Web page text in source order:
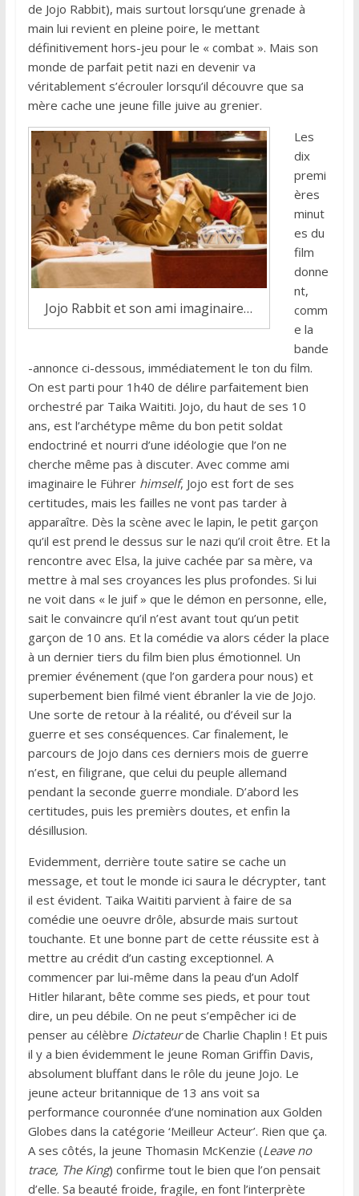
de Jojo Rabbit), mais surtout lorsqu’une grenade à
main lui revient en pleine poire, le mettant
définitivement hors-jeu pour le « combat ». Mais son
monde de parfait petit nazi en devenir va
véritablement s’écrouler lorsqu’il découvre que sa
mère cache une jeune fille juive au grenier.
Jojo Rabbit et son ami imaginaire…
Les
dix
premi
ères
minut
es du
film
donne
nt,
comm
e la
bande
-annonce ci-dessous, immédiatement le ton du film.
On est parti pour 1h40 de délire parfaitement bien
orchestré par Taika Waititi. Jojo, du haut de ses 10
ans, est l’archétype même du bon petit soldat
endoctriné et nourri d’une idéologie que l’on ne
cherche même pas à discuter. Avec comme ami
imaginaire le Führer himself, Jojo est fort de ses
certitudes, mais les failles ne vont pas tarder à
apparaître. Dès la scène avec le lapin, le petit garçon
qu’il est prend le dessus sur le nazi qu’il croit être. Et la
rencontre avec Elsa, la juive cachée par sa mère, va
mettre à mal ses croyances les plus profondes. Si lui
ne voit dans « le juif » que le démon en personne, elle,
sait le convaincre qu’il n’est avant tout qu’un petit
garçon de 10 ans. Et la comédie va alors céder la place
à un dernier tiers du film bien plus émotionnel. Un
premier événement (que l’on gardera pour nous) et
superbement bien filmé vient ébranler la vie de Jojo.
Une sorte de retour à la réalité, ou d’éveil sur la
guerre et ses conséquences. Car finalement, le
parcours de Jojo dans ces derniers mois de guerre
n’est, en filigrane, que celui du peuple allemand
pendant la seconde guerre mondiale. D’abord les
certitudes, puis les premièrs doutes, et enfin la
désillusion.
Evidemment, derrière toute satire se cache un
message, et tout le monde ici saura le décrypter, tant
il est évident. Taika Waititi parvient à faire de sa
comédie une oeuvre drôle, absurde mais surtout
touchante. Et une bonne part de cette réussite est à
mettre au crédit d’un casting exceptionnel. A
commencer par lui-même dans la peau d’un Adolf
Hitler hilarant, bête comme ses pieds, et pour tout
dire, un peu débile. On ne peut s’empêcher ici de
penser au célèbre Dictateurde Charlie Chaplin ! Et puis
il y a bien évidemment le jeune Roman Griffin Davis,
absolument bluffant dans le rôle du jeune Jojo. Le
jeune acteur britannique de 13 ans voit sa
performance couronnée d’une nomination aux Golden
Globes dans la catégorie ‘Meilleur Acteur’. Rien que ça.
A ses côtés, la jeune Thomasin McKenzie (Leave no
trace, The King) confirme tout le bien que l’on pensait
d’elle. Sa beauté froide, fragile, en font l’interprète